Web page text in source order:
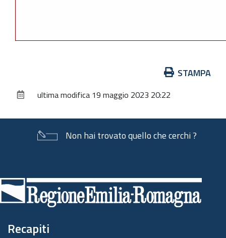
documento
STAMPA
ultima modifica 19 maggio 2023 20:22
Non hai trovato quello che cerchi ?
di
pagina
Recapiti